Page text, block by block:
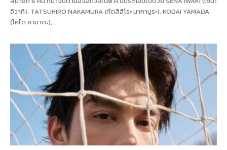
อิวากิ), TATSUHIRO NAKAMURA (ทัตสึฮิโระ นากามูระ), KODAI YAMADA
(โคได ยามาดะ),...